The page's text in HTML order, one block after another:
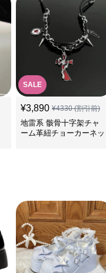
SALE
¥3,890 ¥4330(割引前)
地雷系 骸骨十字架チャ
ーム革紐チョーカーネッ